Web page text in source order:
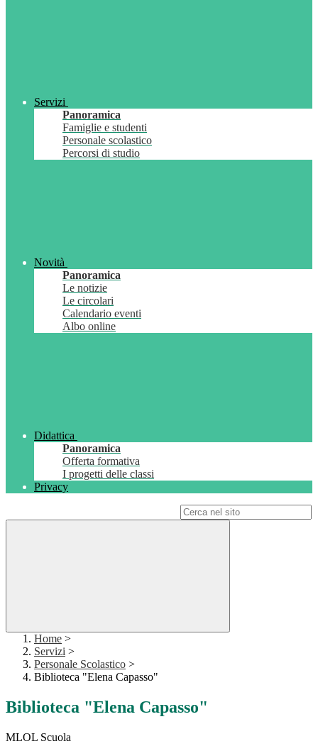
Servizi
Panoramica
Famiglie e studenti
Personale scolastico
Percorsi di studio
Novità
Panoramica
Le notizie
Le circolari
Calendario eventi
Albo online
Didattica
Panoramica
Offerta formativa
I progetti delle classi
Privacy
Home >
Servizi >
Personale Scolastico >
Biblioteca "Elena Capasso"
Biblioteca "Elena Capasso"
MLOL Scuola